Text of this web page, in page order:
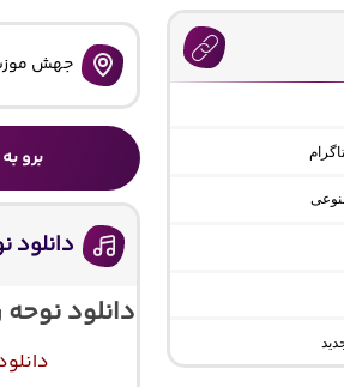
جهش
برو
دانلود
دانلود